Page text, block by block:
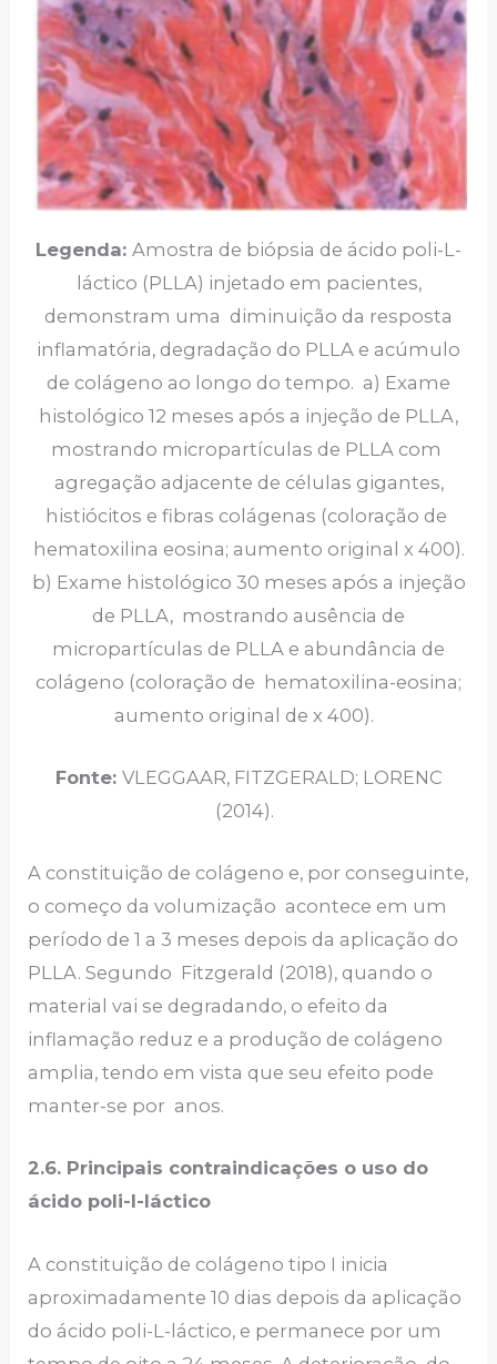
Legenda: Amostra de biópsia de ácido poli-L-
láctico (PLLA) injetado em pacientes,
demonstram uma diminuição da resposta
inflamatória, degradação do PLLA e acúmulo
de colágeno ao longo do tempo. a) Exame
histológico 12 meses após a injeção de PLLA,
mostrando micropartículas de PLLA com
agregação adjacente de células gigantes,
histiócitos e fibras colágenas (coloração de
hematoxilina eosina; aumento original x 400).
b) Exame histológico 30 meses após a injeção
de PLLA, mostrando ausência de
micropartículas de PLLA e abundância de
colágeno (coloração de hematoxilina-eosina;
aumento original de x 400).
Fonte: VLEGGAAR, FITZGERALD; LORENC
(2014).
A constituição de colágeno e, por conseguinte,
o começo da volumização acontece em um
período de 1 a 3 meses depois da aplicação do
PLLA. Segundo Fitzgerald (2018), quando o
material vai se degradando, o efeito da
inflamação reduz e a produção de colágeno
amplia, tendo em vista que seu efeito pode
manter-se por anos.
2.6. Principais contraindicações o uso do
ácido poli-l-láctico
A constituição de colágeno tipo I inicia
aproximadamente 10 dias depois da aplicação
do ácido poli-L-láctico, e permanece por um